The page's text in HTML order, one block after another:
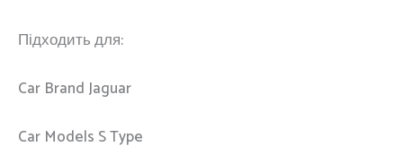
Підходить для:
Car Brand Jaguar
Car Models S Type